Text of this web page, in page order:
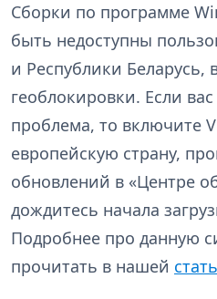
Сборки по программе
быть недоступны
и Республики Беларусь,
геоблокировки. Если вас
проблема, то включите
европейскую страну,
обновлений в «Центре
дождитесь начала
Подробнее про данную
прочитать в нашей